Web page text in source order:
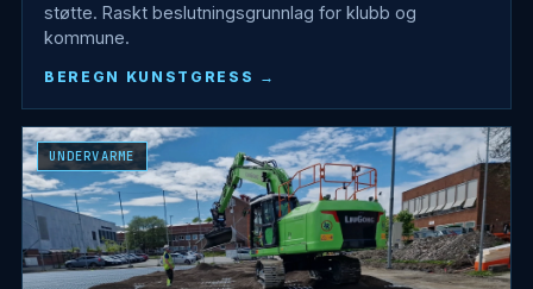
støtte. Raskt beslutningsgrunnlag for klubb og
kommune.
BEREGN KUNSTGRESS
UNDERVARME